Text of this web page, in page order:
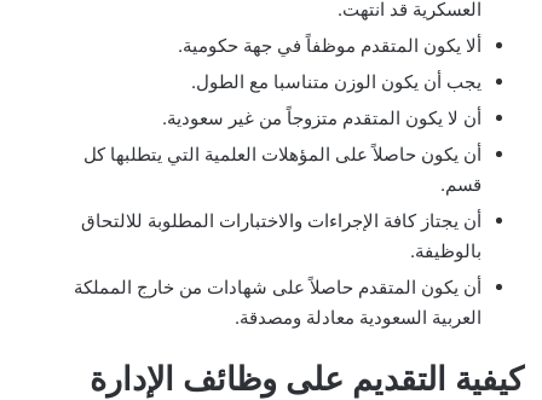
العسكرية قد انتهت.
ألا يكون المتقدم موظفاً في جهة حكومية.
يجب أن يكون الوزن متناسبا مع الطول.
أن لا يكون المتقدم متزوجاً من غير سعودية.
أن يكون حاصلاً على المؤهلات العلمية التي يتطلبها كل
قسم.
أن يجتاز كافة الإجراءات والاختبارات المطلوبة للالتحاق
بالوظيفة.
أن يكون المتقدم حاصلاً على شهادات من خارج المملكة
العربية السعودية معادلة ومصدقة.
كيفية التقديم على وظائف الإدارة